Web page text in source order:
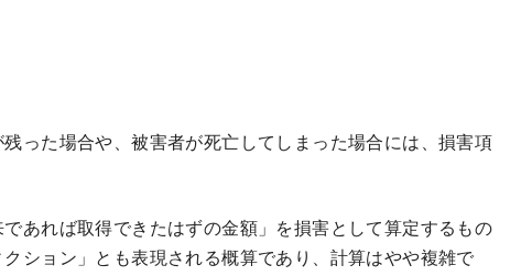
った場合や、被害者が死亡してしまった場合には、損害項
あれば取得できたはずの金額」を損害として算定するもの
ション」とも表現される概算であり、計算はやや複雑で